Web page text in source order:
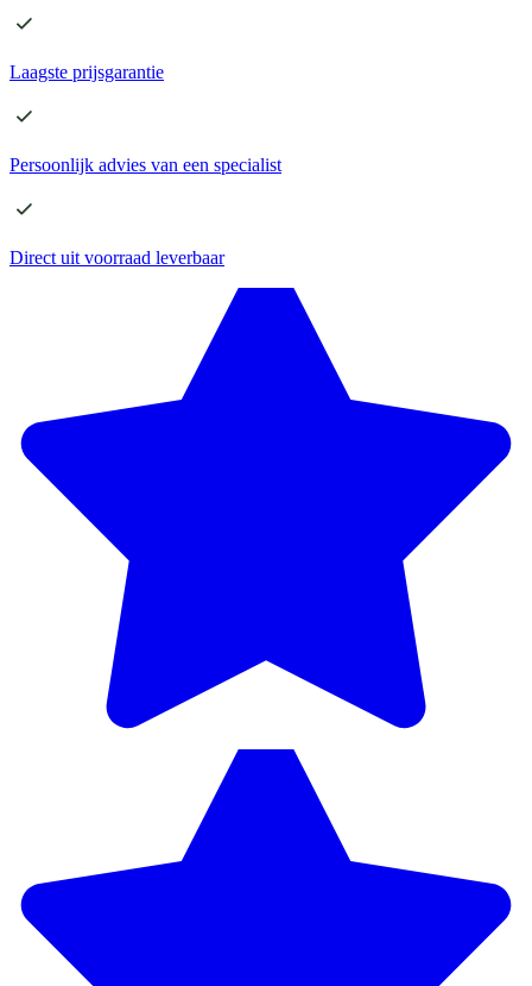
Laagste prijsgarantie
Persoonlijk advies van een specialist
Direct uit voorraad leverbaar